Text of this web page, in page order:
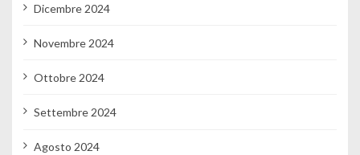
Dicembre 2024
Novembre 2024
Ottobre 2024
Settembre 2024
Agosto 2024